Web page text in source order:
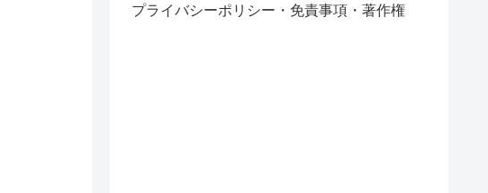
プライバシーポリシー・免責事項・著作権